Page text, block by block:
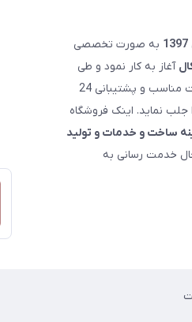
1397 به صورت تخصصی
آغاز به کار نمود و طی
این سال ها همواره سعی داشته است، با قیمت‌ مناسب و پشتیبانی 24
نماید. اینک فروشگاه
ساخت و خدمات و تولید
خدمت رسانی به